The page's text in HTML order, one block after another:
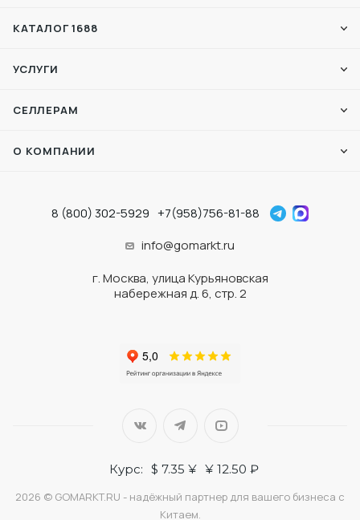
КАТАЛОГ 1688
УСЛУГИ
СЕЛЛЕРАМ
О КОМПАНИИ
8 (800) 302-5929 +7(958)756-81-88
info@gomarkt.ru
г. Москва, улица Курьяновская
набережная д. 6, стр. 2
Курс: $ 7.35 ¥ ¥ 12.50 ₽
2026 © GOMARKT.RU - надёжный партнер для вашего бизнеса с
Китаем.